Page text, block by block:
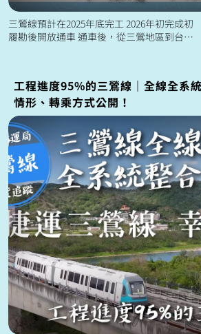
三鶯線預計在2025年底完工 2026年初完成初
履勘後開放通車 通車後，從三鶯地區到台北
工程進度95%的三鶯線｜全線全系
情形、轉乘方式公開！